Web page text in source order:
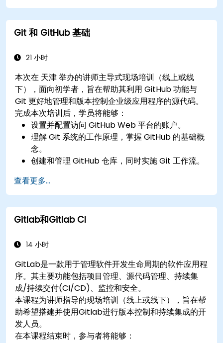
Git 和 GitHub 基础
21 小时
本次在 天津 举办的讲师主导式现场培训（线上或线
下），面向初学者，旨在帮助其利用 GitHub 功能与
Git 更好地管理和版本控制企业级应用程序的源代码。
完成本次培训后，学员将能够：
设置并配置访问 GitHub Web 平台的账户。
理解 Git 系统的工作原理，掌握 GitHub 的基础概
念。
创建和管理 GitHub 仓库，同时实施 Git 工作流。
修订版本。
操作 Pull Requests、Tags、Releases 及其他
GitHub 核心组件。
基于 Git 执行版本控制功能，并利用 GitHub 的
创建仓库分支以协助团队解决项目缺陷。
能力。
查看更多...
Gitlab和Gitlab CI
14 小时
GitLab是一款用于管理软件开发生命周期的软件应用程
序。其主要功能包括项目管理、源代码管理、持续集
成/持续交付(CI/CD)、监控和安全。
本课程为讲师指导的现场培训（线上或线下），旨在帮
助希望搭建并使用Gitlab进行版本控制和持续集成的开
发人员。
在本课程结束时，参与者将能够：